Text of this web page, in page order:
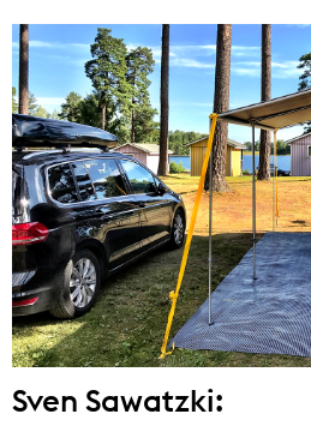
Sven Sawatzki: